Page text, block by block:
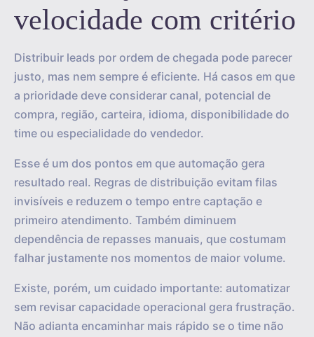
velocidade com critério
Distribuir leads por ordem de chegada pode parecer
justo, mas nem sempre é eficiente. Há casos em que
a prioridade deve considerar canal, potencial de
compra, região, carteira, idioma, disponibilidade do
time ou especialidade do vendedor.
Esse é um dos pontos em que automação gera
resultado real. Regras de distribuição evitam filas
invisíveis e reduzem o tempo entre captação e
primeiro atendimento. Também diminuem
dependência de repasses manuais, que costumam
falhar justamente nos momentos de maior volume.
Existe, porém, um cuidado importante: automatizar
sem revisar capacidade operacional gera frustração.
Não adianta encaminhar mais rápido se o time não